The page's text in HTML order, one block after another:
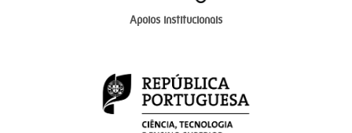
Apoios institucionais